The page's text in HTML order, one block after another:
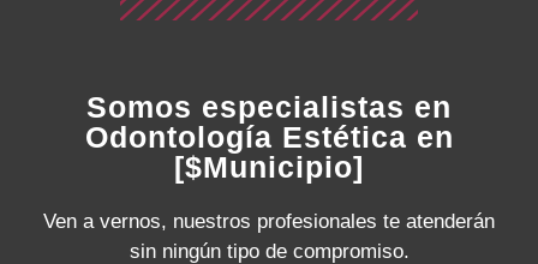
Somos especialistas en
Odontología Estética en
[$Municipio]
Ven a vernos, nuestros profesionales te atenderán
sin ningún tipo de compromiso.